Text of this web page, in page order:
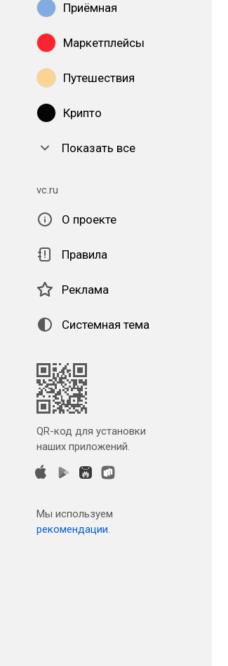
Приёмная
Маркетплейсы
Путешествия
Крипто
Показать все
vc.ru
О проекте
Правила
Реклама
Системная тема
QR-код для установки
наших приложений.
Мы используем
рекомендации.